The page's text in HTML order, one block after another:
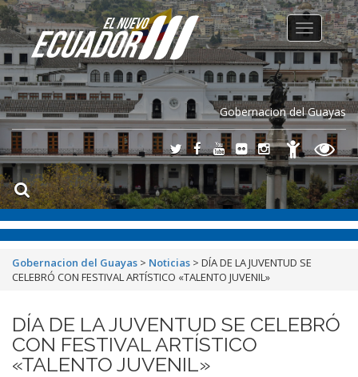
Gobernacion del Guayas
Toggle
navigation
Gobernacion del Guayas > Noticias > DÍA DE LA JUVENTUD SE
CELEBRÓ CON FESTIVAL ARTÍSTICO «TALENTO JUVENIL»
DÍA DE LA JUVENTUD SE CELEBRÓ
CON FESTIVAL ARTÍSTICO
«TALENTO JUVENIL»